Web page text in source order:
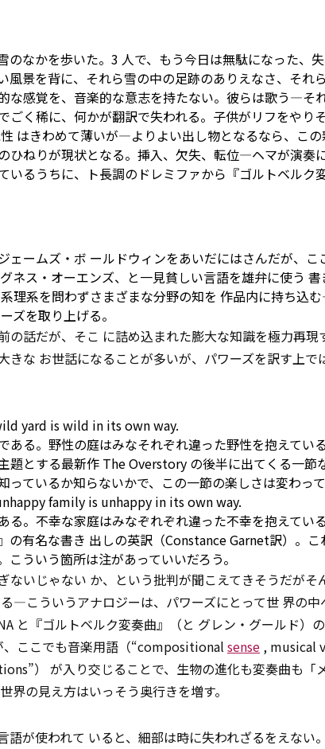
のなかを歩いた。3 人で、もう今日は無駄になった、
風景を背に、それら雪の中の足跡のありえなさ、それ
な感覚を、音楽的な意志を持たない。彼らは歌う―そ
ごく稀に、何かが翻訳で失われる。子供がリフをやり
はきわめて薄いが―よりよい出し物となるなら、こ
ひねりが現状となる。挿入、欠失、転位―ヘマが演奏
いるうちに、ト長調のドレミファから『ゴルトベルク
ェームズ・ボ ールドウィンをあいだにはさんだが、
ス・オーエンズ、と一見貧しい言語を雄弁に使う
理系を問わずさまざまな分野の知を 作品内に持ち込
ズを取り上げる。
の話だが、そこ に詰め込まれた膨大な知識を極力再現
きな お世話になることが多いが、パワーズを訳す上で
yard is wild in its own way.
る。野性の庭はみなそれぞれ違った野性を抱えている
とする最新作 The Overstory の後半に出てくる一節
ているか知らないかで、この一節の楽しさは変わって
family is unhappy in its own way.
。不幸な家庭はみなぞれぞれ違った不幸を抱えている
有名な書き 出しの英訳（Constance Garnet訳）。こ
ういう箇所は注があっていいだろう。
ないじゃない か、という批判が聞こえてきそうだがそ
―こういうアナロジーは、パワーズにとって世 界の
と『ゴルトベルク変奏曲』（と グレン・グールド）
ここでも音楽用語（“compositional sense , musical
） が入り交じることで、生物の進化も変奏曲も「
界の見え方はいっそう奥行きを増す。
が使われて いると、細部は時に失われざるをえない